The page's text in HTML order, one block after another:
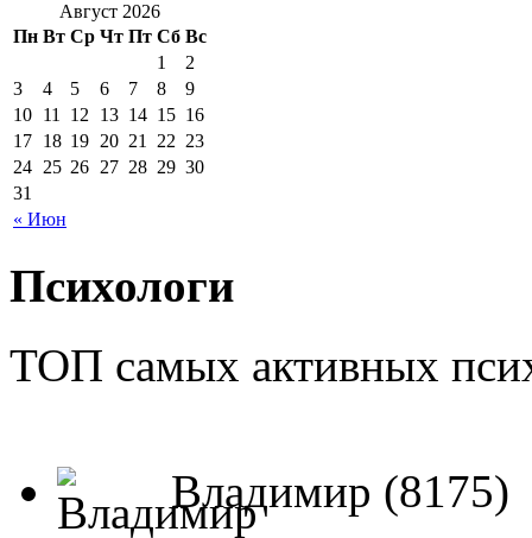
Август 2026
Пн Вт Ср Чт Пт Сб Вс
« Июн
1
2
3
4 5 6 7 8
9
10 11 12 13 14 15 16
17 18 19 20 21 22 23
24 25 26 27 28 29 30
31
Психологи
ТОП самых активных
Владимир (8175)